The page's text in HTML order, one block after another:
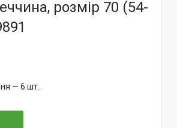
розмір 70 (54-
— 6 шт.